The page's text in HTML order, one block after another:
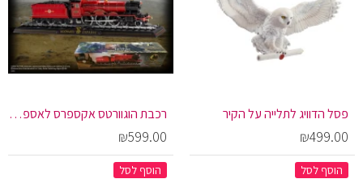
פסל הדוויג לתלייה על הקיר
₪499.00
הוסף לסל
רכבת הוגוורטס אקספרס לאספנים
₪599.00
הוסף לסל